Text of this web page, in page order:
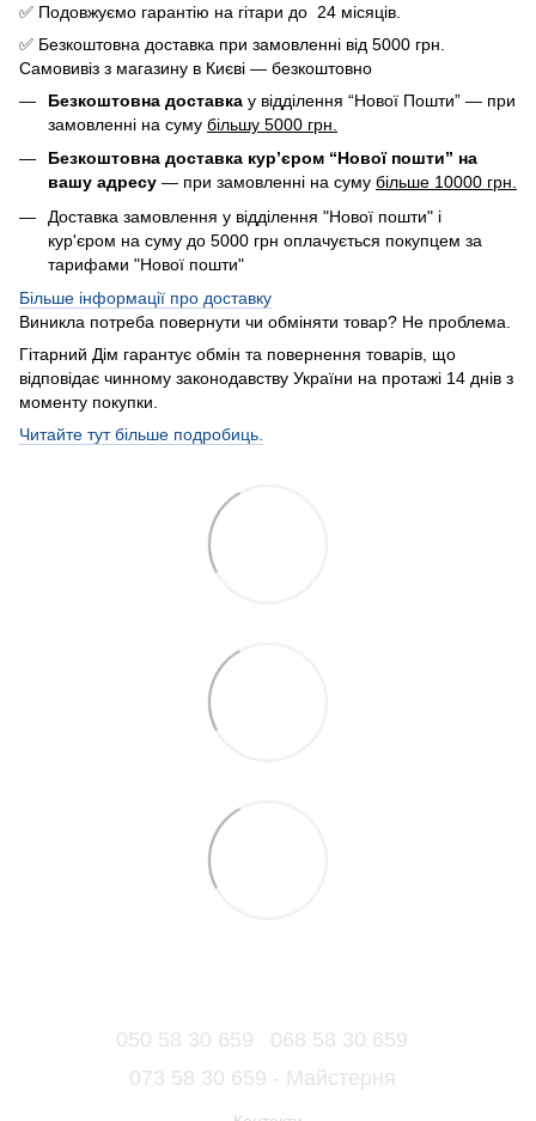
✅ Подовжуємо гарантію на гітари до 24 місяців.
✅ Безкоштовна доставка при замовленні від 5000 грн.
Самовивіз з магазину в Києві — безкоштовно
Безкоштовна доставка у відділення “Нової Пошти” — при
замовленні на суму більшу 5000 грн.
Безкоштовна доставка кур’єром “Нової пошти” на
вашу адресу — при замовленні на суму більше 10000 грн.
Доставка замовлення у відділення "Нової пошти" і
кур'єром на суму до 5000 грн оплачується покупцем за
тарифами "Нової пошти"
Більше інформації про доставку
Виникла потреба повернути чи обміняти товар? Не проблема.
Гітарний Дім гарантує обмін та повернення товарів, що
відповідає чинному законодавству України на протажі 14 днів з
моменту покупки.
Читайте тут більше подробиць.
050 58 30 659
068 58 30 659
073 58 30 659 - Майстерня